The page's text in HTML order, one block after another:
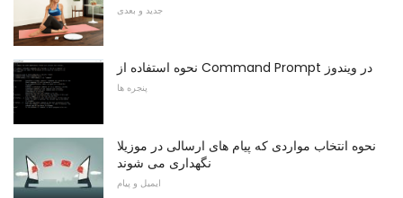
جدید و بعدی
نحوه استفاده از Command Prompt در ویندوز
پنجره ها
نحوه انتخاب مواردی که پیام های ارسالی در موزیلا
نگهداری می شوند
ایمیل و پیام